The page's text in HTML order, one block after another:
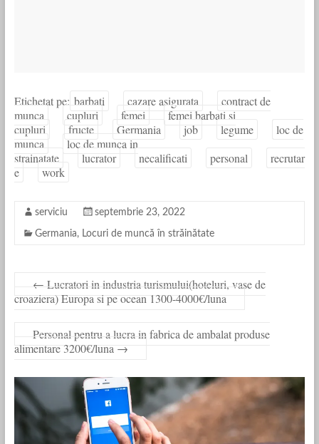
Etichetat pe: barbati cazare asigurata
contract de
munca
cupluri femei
femei barbati si
cupluri
fructe Germania job legume
loc de
munca
loc de munca in
strainatate
lucrator necalificati personal
recrutar
e
work
serviciu septembrie 23, 2022
Germania, Locuri de muncă în străinătate
← Lucratori in industria turismului(hoteluri, vase de
croaziera) Europa si pe ocean 1300-4000€/luna
Personal pentru a lucra in fabrica de ambalat produse
alimentare 3200€/luna →